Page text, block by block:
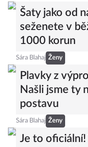
Šaty jako od
seženete v
1000 korun
Sára Blahaj Ženy
Plavky z
Našli jsme ty
postavu
Sára Blahaj Ženy
Je to